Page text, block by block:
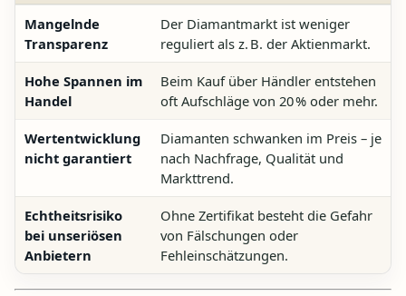
Mangelnde
Transparenz
Der Diamantmarkt ist weniger
reguliert als z. B. der Aktienmarkt.
Hohe Spannen im
Handel
Beim Kauf über Händler entstehen
oft Aufschläge von 20 % oder mehr.
Wertentwicklung
nicht garantiert
Diamanten schwanken im Preis – je
nach Nachfrage, Qualität und
Markttrend.
Echtheitsrisiko
bei unseriösen
Anbietern
Ohne Zertifikat besteht die Gefahr
von Fälschungen oder
Fehleinschätzungen.